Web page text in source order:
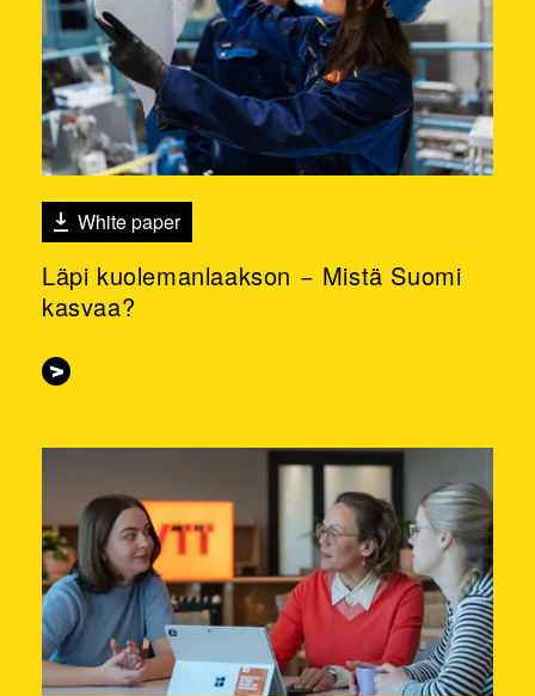
White paper
Läpi kuolemanlaakson − Mistä Suomi
kasvaa?